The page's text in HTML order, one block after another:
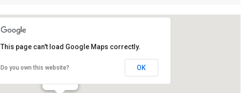
Plaça Reial
This page can't load Google Maps correctly.
Do you own this website? OK